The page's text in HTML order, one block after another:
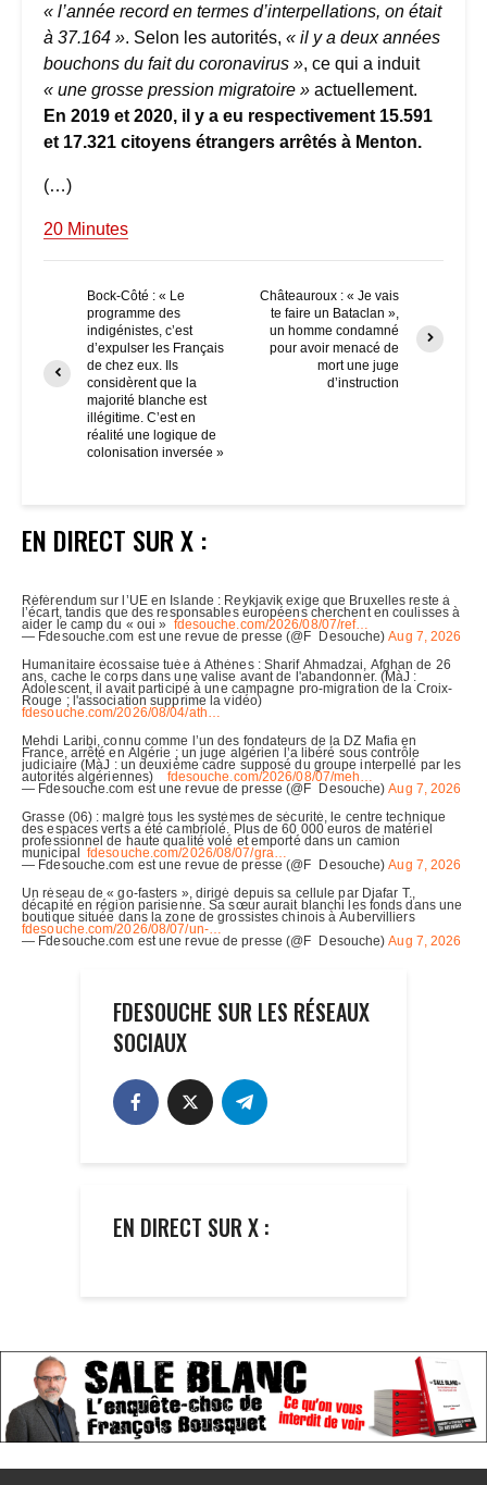
« l’année record en termes d’interpellations, on était
à 37.164 ». Selon les autorités, « il y a deux années
bouchons du fait du coronavirus », ce qui a induit
« une grosse pression migratoire » actuellement.
En 2019 et 2020, il y a eu respectivement 15.591
et 17.321 citoyens étrangers arrêtés à Menton.
(…)
20 Minutes
Bock-Côté : « Le
programme des
indigénistes, c’est
d’expulser les Français
de chez eux. Ils
considèrent que la
majorité blanche est
illégitime. C’est en
réalité une logique de
colonisation inversée »
Châteauroux : « Je vais
te faire un Bataclan »,
un homme condamné
pour avoir menacé de
mort une juge
d’instruction
EN DIRECT SUR X :
FDESOUCHE SUR LES RÉSEAUX
SOCIAUX
EN DIRECT SUR X :